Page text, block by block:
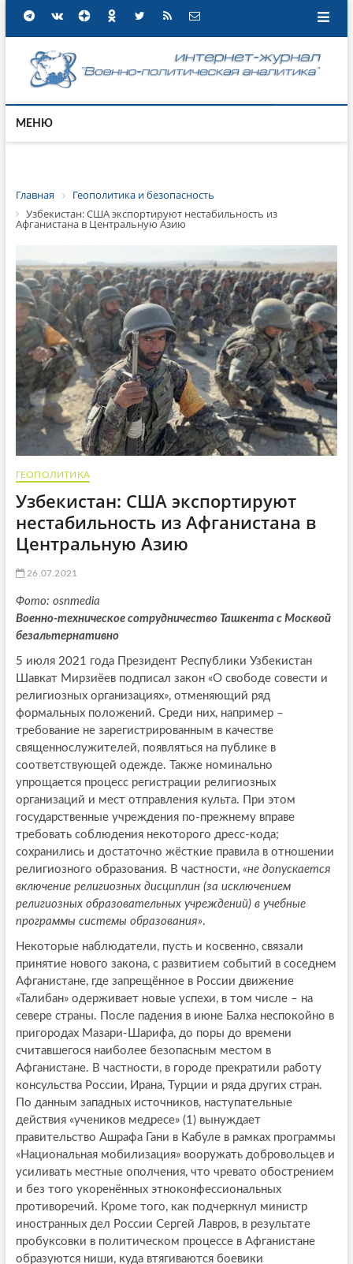
МЕНЮ
Главная
Геополитика и безопасность
Узбекистан: США экспортируют нестабильность из
Афганистана в Центральную Азию
ГЕОПОЛИТИКА
Узбекистан: США экспортируют
нестабильность из Афганистана в
Центральную Азию
26.07.2021
Фото: osnmedia
Военно-техническое сотрудничество Ташкента с Москвой
безальтернативно
5 июля 2021 года Президент Республики Узбекистан
Шавкат Мирзиёев подписал закон «О свободе совести и
религиозных организациях», отменяющий ряд
формальных положений. Среди них, например –
требование не зарегистрированным в качестве
священнослужителей, появляться на публике в
соответствующей одежде. Также номинально
упрощается процесс регистрации религиозных
организаций и мест отправления культа. При этом
государственные учреждения по-прежнему вправе
требовать соблюдения некоторого дресс-кода;
сохранились и достаточно жёсткие правила в отношении
религиозного образования. В частности, «не допускается
включение религиозных дисциплин (за исключением
религиозных образовательных учреждений) в учебные
программы системы образования».
Некоторые наблюдатели, пусть и косвенно, связали
принятие нового закона, с развитием событий в соседнем
Афганистане, где запрещённое в России движение
«Талибан» одерживает новые успехи, в том числе – на
севере страны. После падения в июне Балха неспокойно в
пригородах Мазари-Шарифа, до поры до времени
считавшегося наиболее безопасным местом в
Афганистане. В частности, в городе прекратили работу
консульства России, Ирана, Турции и ряда других стран.
По данным западных источников, наступательные
действия «учеников медресе» (1) вынуждает
правительство Ашрафа Гани в Кабуле в рамках программы
«Национальная мобилизация» вооружать добровольцев и
усиливать местные ополчения, что чревато обострением
и без того укоренённых этноконфессиональных
противоречий. Кроме того, как подчеркнул министр
иностранных дел России Сергей Лавров, в результате
пробуксовки в политическом процессе в Афганистане
образуются ниши, куда втягиваются боевики